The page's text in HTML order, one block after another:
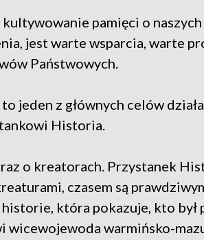
pamięci o
jest warte wsparcia, warte
Państwowych.
jeden z głównych celów
Historia.
o kreatorach. Przystanek
czasem są
która pokazuje, kto był
wicewojewoda warmińsko-